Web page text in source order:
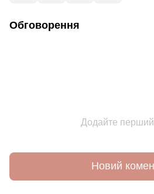
Обговорення
Додайте перший
Новий